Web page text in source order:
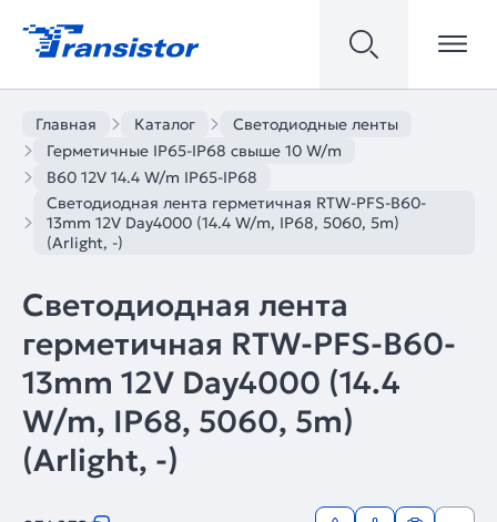
Главная Каталог
Светодиодные ленты
Герметичные IP65-IP68 свыше 10 W/m
B60 12V 14.4 W/m IP65-IP68
Светодиодная лента герметичная RTW-PFS-B60-
13mm 12V Day4000 (14.4 W/m, IP68, 5060, 5m)
(Arlight, -)
Светодиодная лента
герметичная RTW-PFS-B60-
13mm 12V Day4000 (14.4
W/m, IP68, 5060, 5m)
(Arlight, -)